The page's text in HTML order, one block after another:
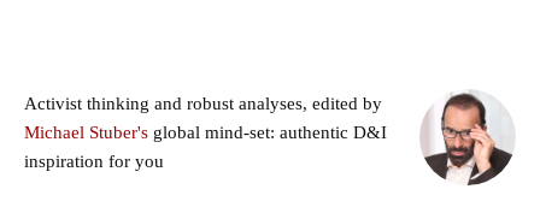
Activist thinking and robust analyses, edited by
Michael Stuber's global mind-set: authentic D&I
inspiration for you